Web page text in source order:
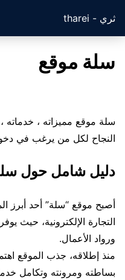
ثري - tharei
سلة موقع
سلة موقع مميزاته ،
النجاح لكل من يرغب في دخول
دليل شامل حول
أصبح موقع “سلة” أحد أبرز
التجارة الإلكترونية، حيث
ورواد الأعمال.
منذ إطلاقه، جذب الموقع
بساطته ومرونته وتكامل